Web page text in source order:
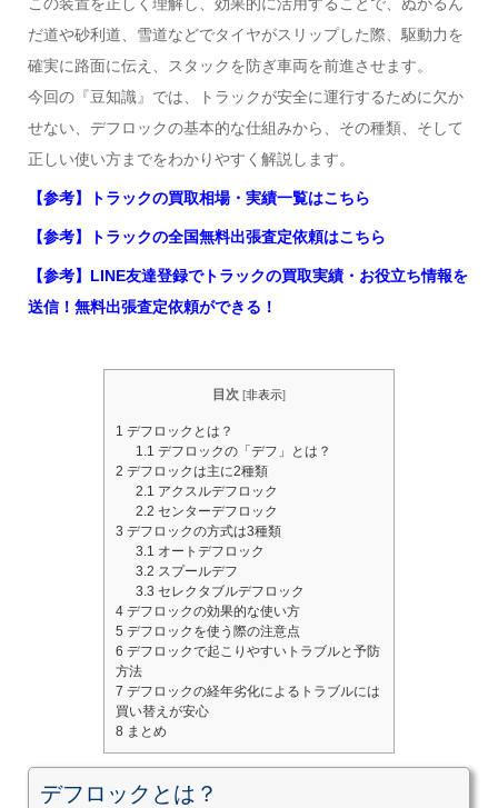
この装置を正しく理解し、効果的に活用することで、ぬかるん
だ道や砂利道、雪道などでタイヤがスリップした際、駆動力を
確実に路面に伝え、スタックを防ぎ車両を前進させます。
今回の『豆知識』では、トラックが安全に運行するために欠か
せない、デフロックの基本的な仕組みから、その種類、そして
正しい使い方までをわかりやすく解説します。
【参考】トラックの買取相場・実績一覧はこちら
【参考】トラックの全国無料出張査定依頼はこちら
【参考】LINE友達登録でトラックの買取実績・お役立ち情報を
送信！無料出張査定依頼ができる！
目次 [非表示]
1 デフロックとは？
1.1 デフロックの「デフ」とは？
2 デフロックは主に2種類
2.1 アクスルデフロック
2.2 センターデフロック
3 デフロックの方式は3種類
3.1 オートデフロック
3.2 スプールデフ
3.3 セレクタブルデフロック
4 デフロックの効果的な使い方
5 デフロックを使う際の注意点
6 デフロックで起こりやすいトラブルと予防
方法
7 デフロックの経年劣化によるトラブルには
買い替えが安心
8 まとめ
デフロックとは？